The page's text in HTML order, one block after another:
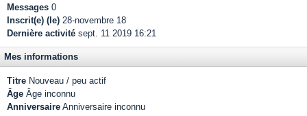
Messages 0
Inscrit(e) (le) 28-novembre 18
Dernière activité sept. 11 2019 16:21
Mes informations
Titre Nouveau / peu actif
Âge Âge inconnu
Anniversaire Anniversaire inconnu